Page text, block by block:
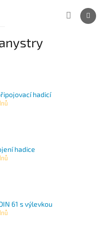
hadicí
hadice
61 s výlevkou